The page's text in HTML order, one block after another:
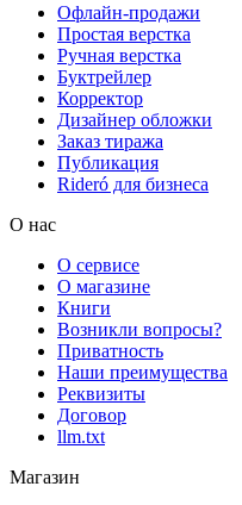
Офлайн-продажи
Простая верстка
Ручная верстка
Буктрейлер
Корректор
Дизайнер обложки
Заказ тиража
Публикация
Rideró для бизнеса
О нас
О сервисе
О магазине
Книги
Возникли вопросы?
Приватность
Наши преимущества
Реквизиты
Договор
llm.txt
Магазин